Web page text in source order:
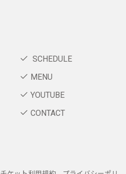
SCHEDULE
MENU
YOUTUBE
CONTACT